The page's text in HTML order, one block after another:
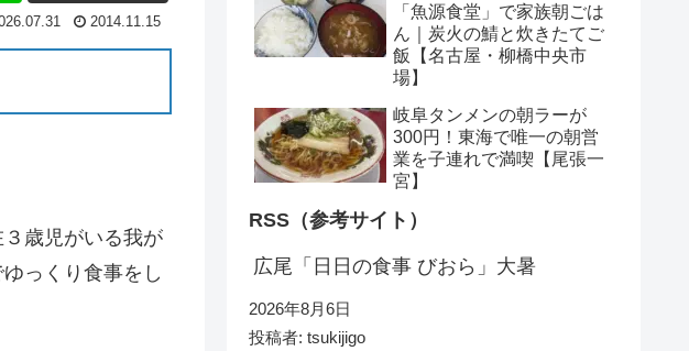
2014.11.15
歳児がいる我が
っくり食事をし
「魚源食堂」で家族朝ごは
ん｜炭火の鯖と炊きたてご
飯【名古屋・柳橋中央市
場】
岐阜タンメンの朝ラーが
300円！東海で唯一の朝営
業を子連れで満喫【尾張一
宮】
RSS（参考サイト）
広尾「日日の食事 びおら」大暑
2026年8月6日
投稿者: tsukijigo